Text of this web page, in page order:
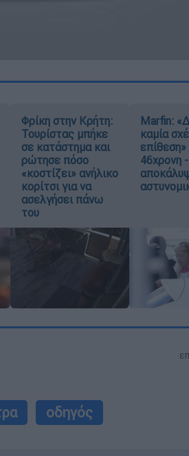
Φρίκη στην Κρήτη:
Τουρίστας μπήκε
σε κατάστημα και
ρώτησε πόσο
«κοστίζει» ανήλικο
κορίτσι για να
ασελγήσει πάνω
του
Marfin:
καμία
επίθεση»
46χρονη
οδηγός